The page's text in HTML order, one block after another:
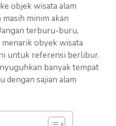
objek wisata alam
minim akan
terburu-buru,
obyek wisata
untuk referensi berlibur.
banyak tempat
dengan sajian alam